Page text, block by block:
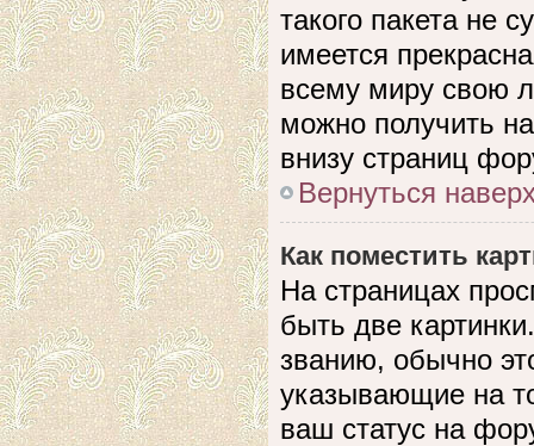
такого пакета не
имеется
всему миру свою
можно получить
внизу страниц
Вернуться
Как поместить
На страницах
быть две
званию, обычно
указывающие на
ваш статус на